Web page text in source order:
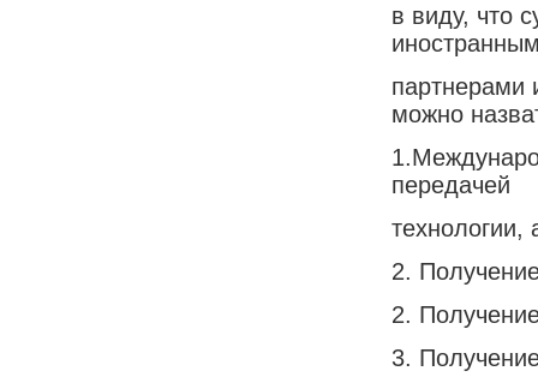
в виду, что
партнерами
можно
передачей
технологии,
2.
2.
3.